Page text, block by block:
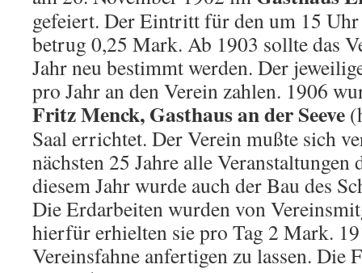
gefeiert. Der Eintritt für den um 15
betrug 0,25 Mark. Ab 1903 sollte das
Jahr neu bestimmt werden. Der
pro Jahr an den Verein zahlen. 1906
Fritz Menck, Gasthaus an der Seeve
Saal errichtet. Der Verein mußte sich
nächsten 25 Jahre alle
diesem Jahr wurde auch der Bau des
Die Erdarbeiten wurden von
hierfür erhielten sie pro Tag 2 Mark.
Vereinsfahne anfertigen zu lassen. Die